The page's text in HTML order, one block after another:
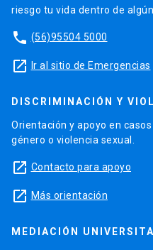
riesgo tu vida dentro de
phone (56)95504 5000
launch Ir al sitio de Emergencias
DISCRIMINACIÓN Y
Orientación y apoyo en
género o violencia sexual.
launch Contacto para apoyo
launch Más orientación
MEDIACIÓN